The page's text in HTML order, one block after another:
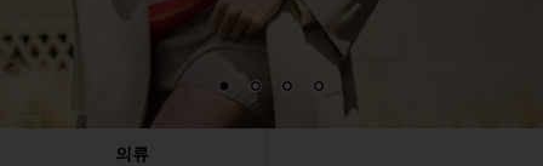
1 2
의류